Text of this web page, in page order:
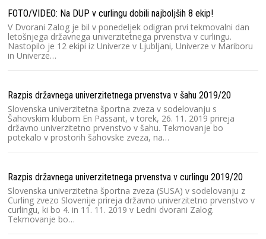
FOTO/VIDEO: Na DUP v curlingu dobili najboljših 8 ekip!
V Dvorani Zalog je bil v ponedeljek odigran prvi tekmovalni dan
letošnjega državnega univerzitetnega prvenstva v curlingu.
Nastopilo je 12 ekipi iz Univerze v Ljubljani, Univerze v Mariboru
in Univerze…
Razpis državnega univerzitetnega prvenstva v šahu 2019/20
Slovenska univerzitetna športna zveza v sodelovanju s
Šahovskim klubom En Passant, v torek, 26. 11. 2019 prireja
državno univerzitetno prvenstvo v šahu. Tekmovanje bo
potekalo v prostorih šahovske zveza, na…
Razpis državnega univerzitetnega prvenstva v curlingu 2019/20
Slovenska univerzitetna športna zveza (SUSA) v sodelovanju z
Curling zvezo Slovenije prireja državno univerzitetno prvenstvo v
curlingu, ki bo 4. in 11. 11. 2019 v Ledni dvorani Zalog.
Tekmovanje bo…